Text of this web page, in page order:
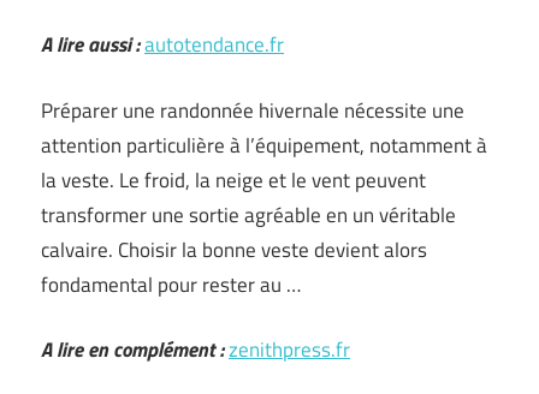
A lire aussi :autotendance.fr
Préparer une randonnée hivernale nécessite une
attention particulière à l’équipement, notamment à
la veste. Le froid, la neige et le vent peuvent
transformer une sortie agréable en un véritable
calvaire. Choisir la bonne veste devient alors
fondamental pour rester au …
A lire en complément :zenithpress.fr